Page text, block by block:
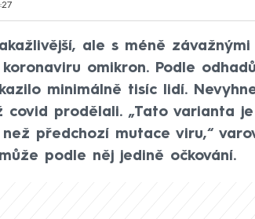
ale s méně
omikron. Podle
minimálně tisíc lidí.
covid prodělali. „Tato varianta
předchozí mutace viru,“
podle něj jedině očkování.